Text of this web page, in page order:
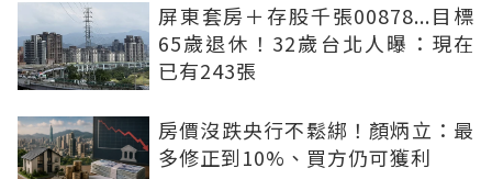
屏東套房＋存股千張00878...目標
65歲退休！32歲台北人曝：現在
已有243張
房價沒跌央行不鬆綁！顏炳立：最
多修正到10%、買方仍可獲利